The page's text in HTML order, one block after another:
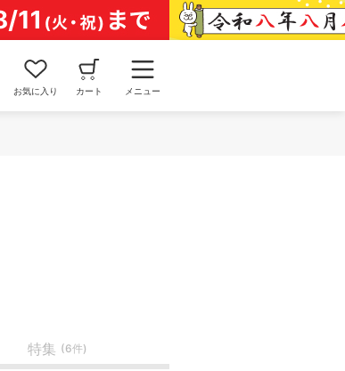
お気に入り カート メニュー
特集 (6件)